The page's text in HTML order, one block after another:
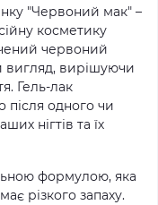
"Червоний мак" –
косметику
червоний
вигляд, вирішуючи
Гель-лак
після одного чи
нігтів та їх
формулою, яка
різкого запаху.